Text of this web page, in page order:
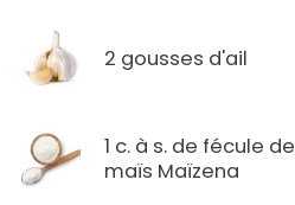
2 gousses d'ail
1 c. à s. de fécule de
maïs Maïzena